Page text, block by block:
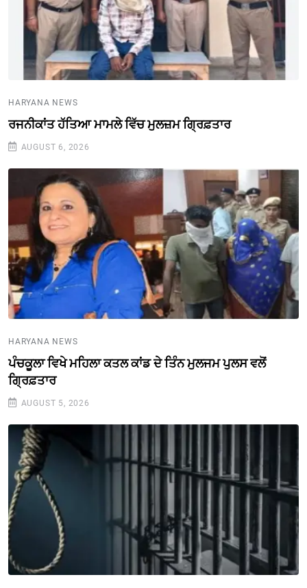
HARYANA NEWS
ਰਜਨੀਕਾਂਤ ਹੱਤਿਆ ਮਾਮਲੇ ਵਿੱਚ ਮੁਲਜ਼ਮ ਗ੍ਰਿਫ਼ਤਾਰ
AUGUST 6, 2026
HARYANA NEWS
ਪੰਚਕੂਲਾ ਵਿਖੇ ਮਹਿਲਾ ਕਤਲ ਕਾਂਡ ਦੇ ਤਿੰਨ ਮੁਲਜਮ ਪੁਲਸ ਵਲੋਂ
ਗ੍ਰਿਫ਼ਤਾਰ
AUGUST 5, 2026